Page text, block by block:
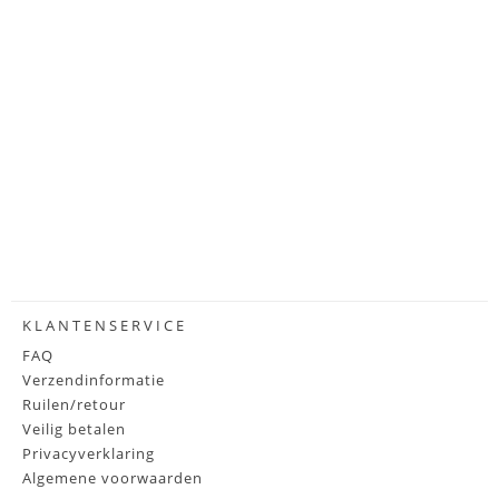
KLANTENSERVICE
FAQ
Verzendinformatie
Ruilen/retour
Veilig betalen
Privacyverklaring
Algemene voorwaarden